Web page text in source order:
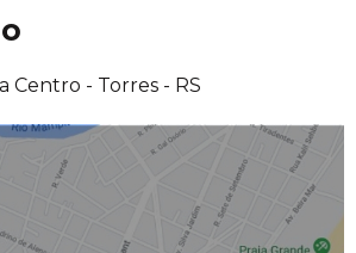
Centro - Torres - RS